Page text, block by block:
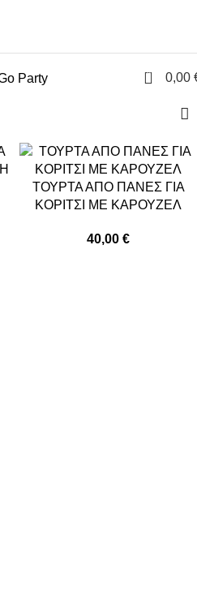
0 0,00
ΤΟΥΡΤΑ ΑΠΟ ΠΑΝΕΣ ΓΙΑ
ΚΟΡΙΤΣΙ ΜΕ ΚΑΡΟΥΖΕΛ
40,00 €